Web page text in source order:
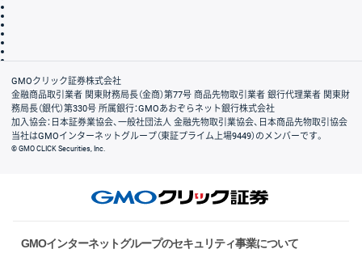
会社案内
GMOクリック証券株式会社
金融商品取引業者 関東財務局長（金商）第77号 商品先物取引業者 銀行代理業者 関東財
務局長（銀代）第330号 所属銀行：GMOあおぞらネット銀行株式会社
加入協会：日本証券業協会、一般社団法人 金融先物取引業協会、日本商品先物取引協会
当社はGMOインターネットグループ（東証プライム上場9449）のメンバーです。
© GMO CLICK Securities, Inc.
GMOインターネットグループのセキュリティ事業について